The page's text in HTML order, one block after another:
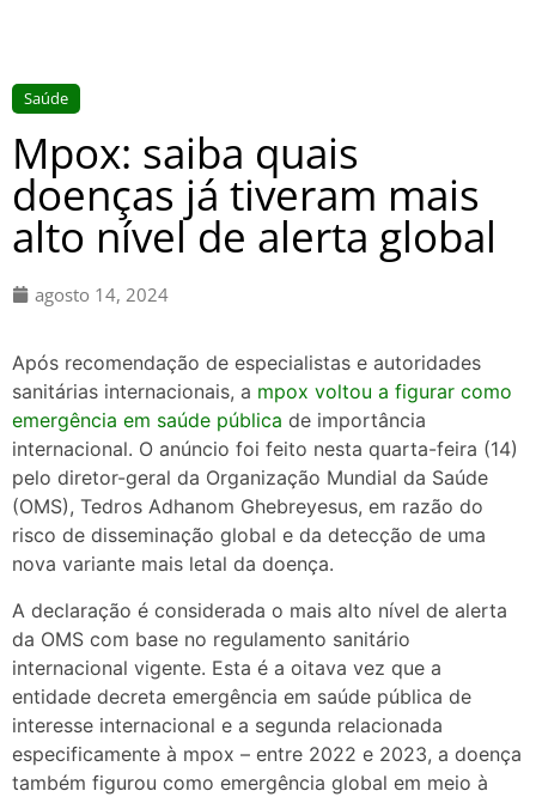
Saúde
Mpox: saiba quais
doenças já tiveram mais
alto nível de alerta global
agosto 14, 2024
Após recomendação de especialistas e autoridades
sanitárias internacionais, a mpox voltou a figurar como
emergência em saúde pública de importância
internacional. O anúncio foi feito nesta quarta-feira (14)
pelo diretor-geral da Organização Mundial da Saúde
(OMS), Tedros Adhanom Ghebreyesus, em razão do
risco de disseminação global e da detecção de uma
nova variante mais letal da doença.
A declaração é considerada o mais alto nível de alerta
da OMS com base no regulamento sanitário
internacional vigente. Esta é a oitava vez que a
entidade decreta emergência em saúde pública de
interesse internacional e a segunda relacionada
especificamente à mpox – entre 2022 e 2023, a doença
também figurou como emergência global em meio à